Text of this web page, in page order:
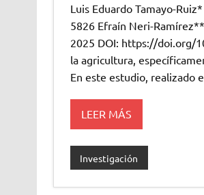
Luis Eduardo Tamayo-
5826 Efraín Neri-
2025 DOI: https://doi.org/
la agricultura,
En este estudio, realizado
LEER MÁS
Investigación